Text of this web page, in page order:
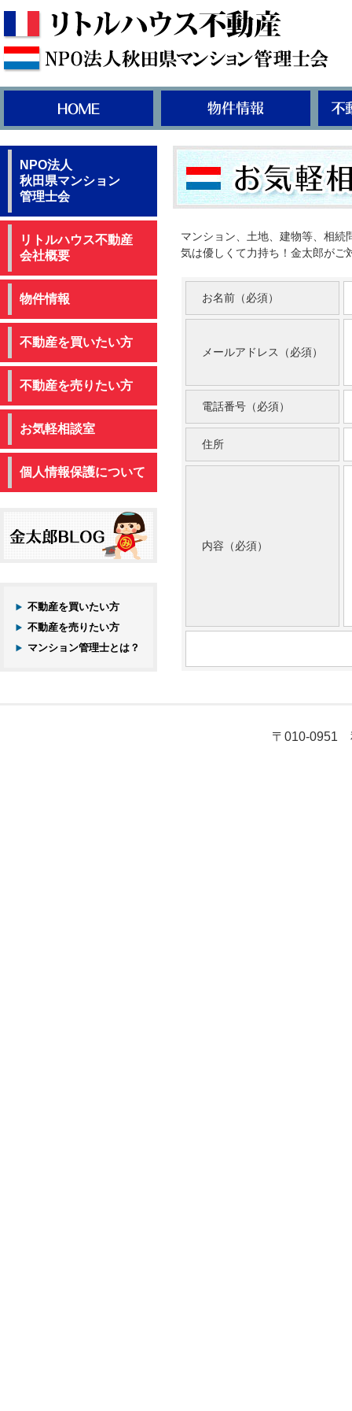
NPO法人
秋田県マンション
管理士会
リトルハウス不動産
会社概要
物件情報
不動産を買いたい方
不動産を売りたい方
お気軽相談室
個人情報保護について
不動産を買いたい方
不動産を売りたい方
マンション管理士とは？
マンション、土地、建物等、相続
気は優しくて力持ち！金太郎がご
お名前（必須）
メールアドレス（必須）
電話番号（必須）
住所
内容（必須）
〒010-0951